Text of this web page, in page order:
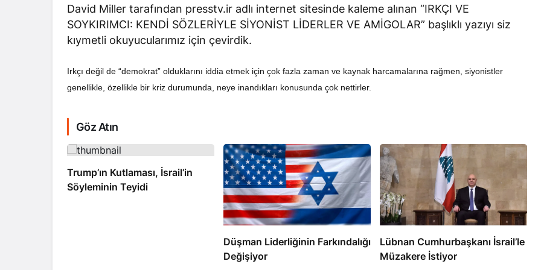
David Miller tarafından presstv.ir adlı internet sitesinde kaleme alınan “IRKÇI VE
SOYKIRIMCI: KENDİ SÖZLERİYLE SİYONİST LİDERLER VE AMİGOLAR” başlıklı yazıyı siz
kıymetli okuyucularımız için çevirdik.
Irkçı değil de “demokrat” olduklarını iddia etmek için çok fazla zaman ve kaynak harcamalarına rağmen, siyonistler
genellikle, özellikle bir kriz durumunda, neye inandıkları konusunda çok nettirler.
Göz Atın
Trump’ın Kutlaması, İsrail’in
Söyleminin Teyidi
Düşman Liderliğinin Farkındalığı
Değişiyor
Lübnan Cumhurbaşkanı İsrail’le
Müzakere İstiyor
Normalleşme Sonrası
Devirmeye mi Çalışıyor?
RÖPORTAJ